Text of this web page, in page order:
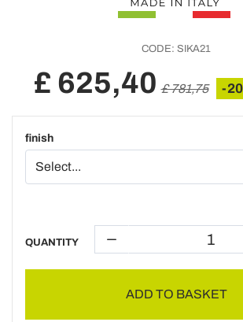
CODE: SIKA21
£ 625,40 £ 781,75 -
finish
QUANTITY
ADD TO BASKET